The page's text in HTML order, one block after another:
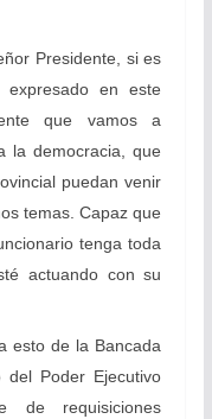
Presidente, si es
en este
que vamos a
la democracia, que
puedan venir
temas. Capaz que
tenga toda
actuando con su
de la Bancada
del Poder Ejecutivo
de requisiciones